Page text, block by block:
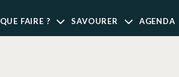
QUE FAIRE ? SAVOURER AGENDA